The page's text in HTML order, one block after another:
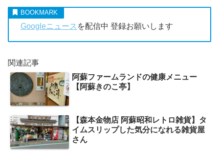
Googleニュース を配信中 登録お願いします
関連記事
阿蘇ファームランドの健康メニュー
【阿蘇きのこ亭】
【森本金物店 阿蘇昭和レトロ雑貨】タ
イムスリップした気分になれる雑貨屋
さん